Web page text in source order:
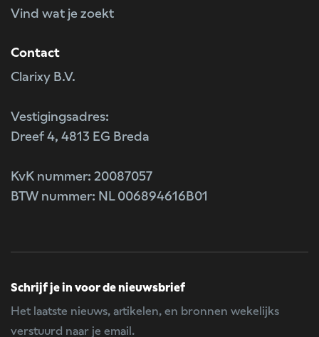
Vind wat je zoekt
Contact
Clarixy B.V.
Vestigingsadres:
Dreef 4, 4813 EG Breda
KvK nummer: 20087057
BTW nummer: NL 006894616B01
Schrijf je in voor de nieuwsbrief
Het laatste nieuws, artikelen, en bronnen wekelijks
verstuurd naar je email.